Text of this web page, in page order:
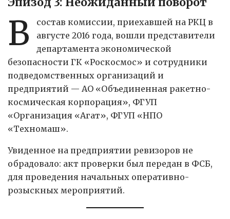
В
состав комиссии, приехавшей на РКЦ в
августе 2016 года, вошли представители
департамента экономической
безопасности ГК «Роскосмос» и сотрудники
подведомственных организаций и
предприятий — АО «Объединенная ракетно-
космическая корпорация», ФГУП
«Организация «Агат», ФГУП «НПО
«Техномаш».
Увиденное на предприятии ревизоров не
обрадовало: акт проверки был передан в ФСБ,
для проведения начальных оперативно-
розыскных мероприятий.